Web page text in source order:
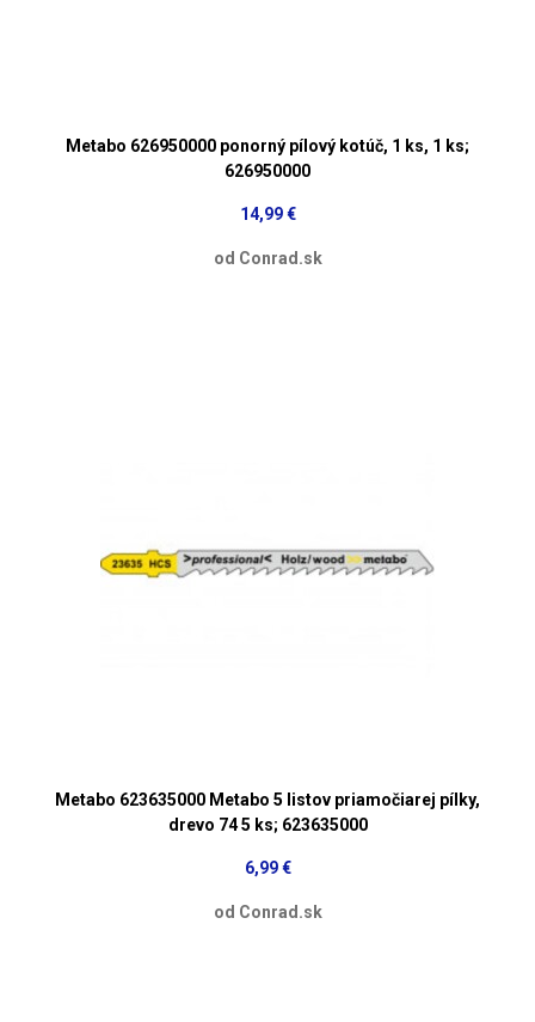
Metabo 626950000 ponorný pílový kotúč, 1 ks, 1 ks;
626950000
14,99 €
od Conrad.sk
Metabo 623635000 Metabo 5 listov priamočiarej pílky,
drevo 74 5 ks; 623635000
6,99 €
od Conrad.sk